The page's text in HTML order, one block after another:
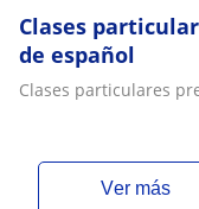
Clases
de español
Clases particulares
ver más